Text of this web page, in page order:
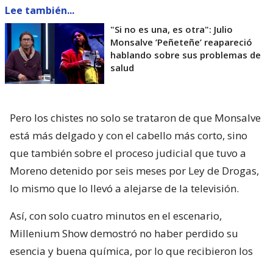
Lee también...
"Si no es una, es otra": Julio
Monsalve ’Peñeteñe’ reapareció
hablando sobre sus problemas de
salud
Pero los chistes no solo se trataron de que Monsalve
está más delgado y con el cabello más corto, sino
que también sobre el proceso judicial que tuvo a
Moreno detenido por seis meses por Ley de Drogas,
lo mismo que lo llevó a alejarse de la televisión.
Así, con solo cuatro minutos en el escenario,
Millenium Show demostró no haber perdido su
esencia y buena química, por lo que recibieron los